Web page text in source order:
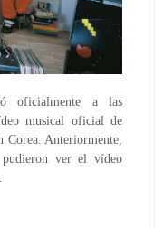
oficialmente a las
musical oficial de
Anteriormente,
pudieron ver el vídeo